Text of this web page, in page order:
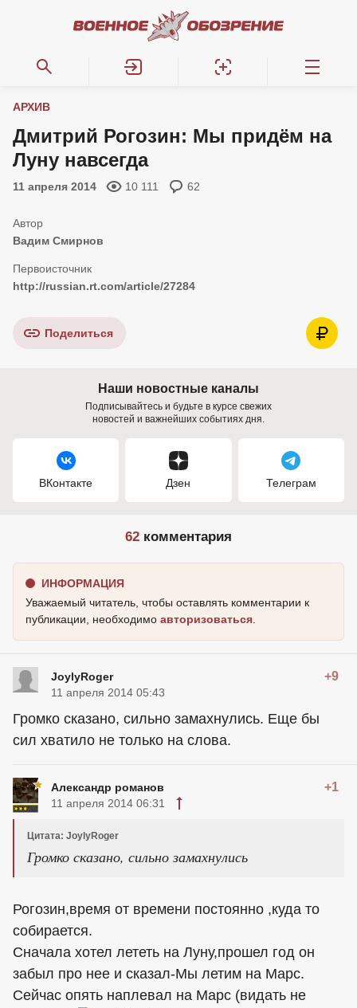
АРХИВ
Дмитрий Рогозин: Мы придём на
Луну навсегда
11 апреля 2014 10 111 62
Вадим Смирнов
http://russian.rt.com/article/27284
Поделиться
Наши новостные каналы
Подписывайтесь и будьте в курсе свежих
новостей и важнейших событиях дня.
ВКонтакте Дзен Телеграм
62 комментария
ИНФОРМАЦИЯ
Уважаемый читатель, чтобы оставлять комментарии к
публикации, необходимо авторизоваться
JoylyRoger +9
11 апреля 2014 05:43
Громко сказано, сильно замахнулись. Еще бы
сил хватило не только на слова.
Александр романов +1
11 апреля 2014 06:31
Цитата: JoylyRoger
Громко сказано, сильно замахнулись
Рогозин,время от времени постоянно ,куда то
собирается.
Сначала хотел лететь на Луну,прошел год он
забыл про нее и сказал-Мы летим на Марс.
Сейчас опять наплевал на Марс (видать не